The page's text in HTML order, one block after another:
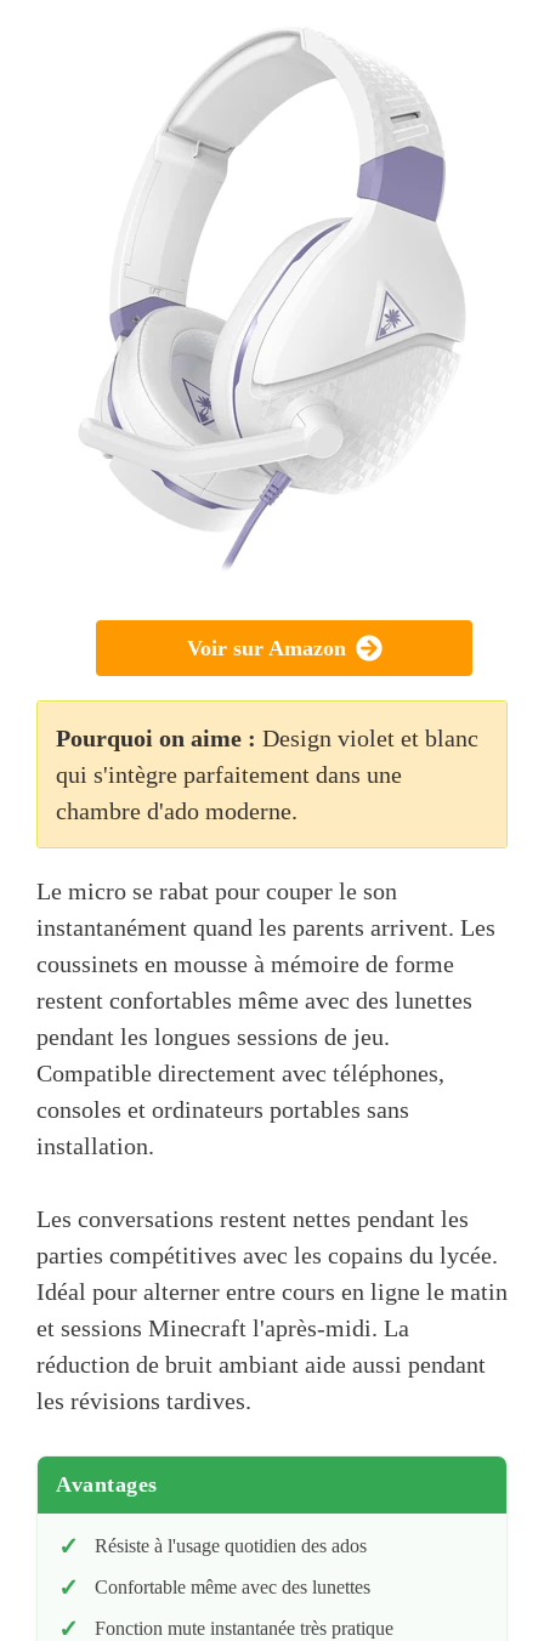
Voir sur Amazon
Pourquoi on aime : Design violet et blanc
qui s'intègre parfaitement dans une
chambre d'ado moderne.
Le micro se rabat pour couper le son
instantanément quand les parents arrivent. Les
coussinets en mousse à mémoire de forme
restent confortables même avec des lunettes
pendant les longues sessions de jeu.
Compatible directement avec téléphones,
consoles et ordinateurs portables sans
installation.
Les conversations restent nettes pendant les
parties compétitives avec les copains du lycée.
Idéal pour alterner entre cours en ligne le matin
et sessions Minecraft l'après-midi. La
réduction de bruit ambiant aide aussi pendant
les révisions tardives.
Avantages
Résiste à l'usage quotidien des ados
Confortable même avec des lunettes
Fonction mute instantanée très pratique